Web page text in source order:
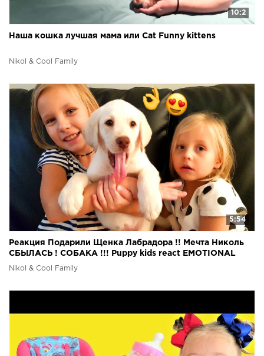
10:2
Наша кошка лучшая мама или Cat Funny kittens
Nikol & Cool Family
5:54
Реакция Подарили Щенка Лабрадора !! Мечта Николь
СБЫЛАСЬ ! СОБАКА !!! Puppy kids react EMOTIONAL
Nikol & Cool Family